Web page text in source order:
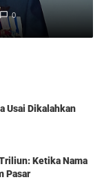
0
Usai Dikalahkan
Ketika Nama
Pasar